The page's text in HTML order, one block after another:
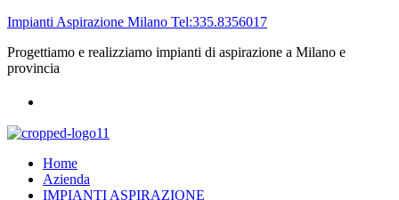
Impianti Aspirazione Milano Tel:335.8356017
Progettiamo e realizziamo impianti di aspirazione a Milano e
provincia
Home
Azienda
IMPIANTI ASPIRAZIONE